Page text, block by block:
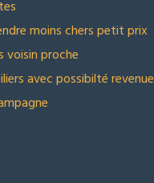
moins chers petit prix
voisin proche
avec possibilté revenue